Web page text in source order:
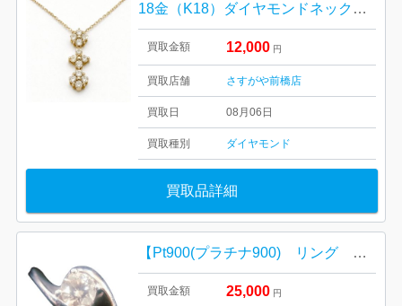
18金（K18）ダイヤモンドネックレス 高価買取｜前橋市江田町
買取金額 12,000 円
買取店舗 さすがや前橋店
買取日 08月06日
買取種別 ダイヤモンド
買取品詳細
【Pt900(プラチナ900) リング ダイヤ/貴金属・宝石・指輪・アクセサリー・メンズ・レディース】
買取金額 25,000 円